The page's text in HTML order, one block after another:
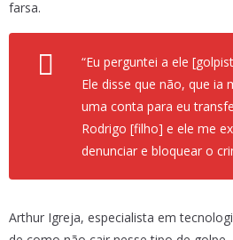
farsa.
“Eu perguntei a ele
Ele disse que não, que ia
uma conta para eu
Rodrigo [filho] e ele me
denunciar e bloquear o
Arthur Igreja, especialista em